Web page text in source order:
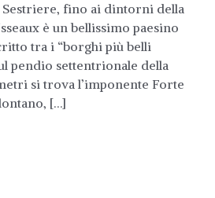
Sestriere, fino ai dintorni della
è un bellissimo paesino
tra i “borghi più belli
pendio settentrionale della
si trova l’imponente Forte
[…]